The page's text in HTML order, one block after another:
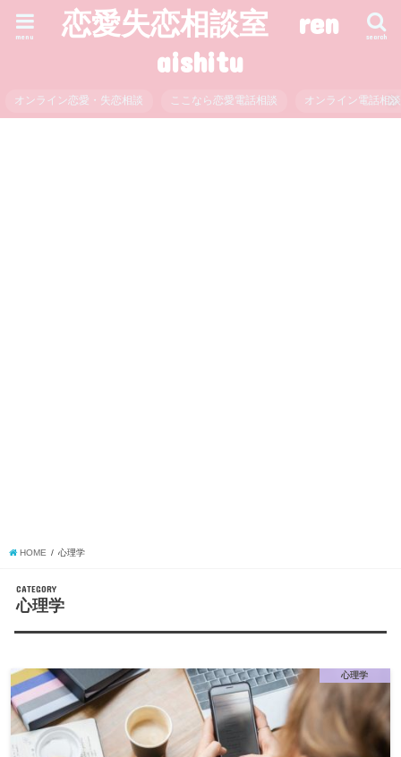
恋愛失恋相談室 ren
aishitu
search
menu
オンライン恋愛・失恋相談 ここなら恋愛電話相談 オンライン電話相
HOME 心理学
CATEGORY
心理学
心理学